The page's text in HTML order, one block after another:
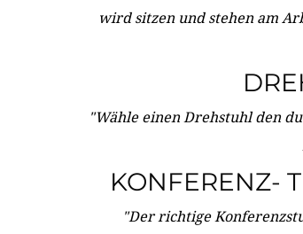
wird sitzen und stehen am
"Wähle einen Drehstuhl den
KONFERENZ-
"Der richtige